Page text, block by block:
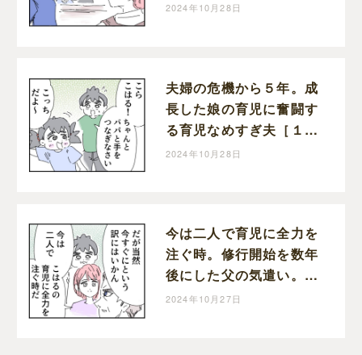
た育児なめすぎ夫［２０
2024年10月28日
夫婦の危機から５年。成
長した娘の育児に奮闘す
る育児なめすぎ夫［１９
９］｜くまおのマンガ堂
2024年10月28日
今は二人で育児に全力を
注ぐ時。修行開始を数年
後にした父の気遣い。育
児なめすぎ夫［１９８］
2024年10月27日